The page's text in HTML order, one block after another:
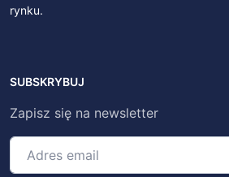
rynku.
SUBSKRYBUJ
Zapisz się na newsletter